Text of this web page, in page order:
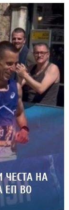
ЧЕСТА НА
ЕП ВО